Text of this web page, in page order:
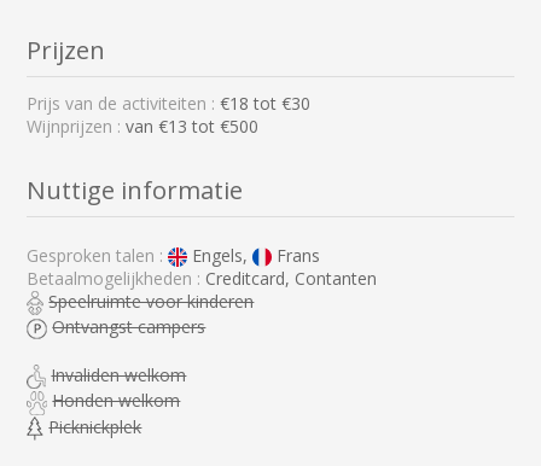
Prijzen
Prijs van de activiteiten :€18 tot €30
Wijnprijzen :van €13 tot €500
Nuttige informatie
Gesproken talen : Engels,
Frans
Betaalmogelijkheden : Creditcard, Contanten
Speelruimte voor kinderen
Ontvangst campers
Invaliden welkom
Honden welkom
Picknickplek